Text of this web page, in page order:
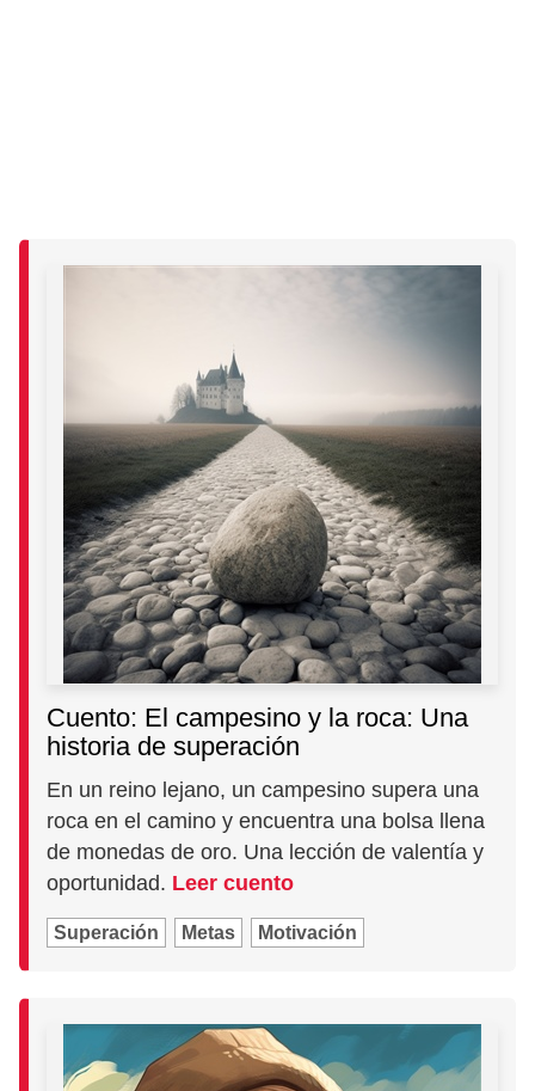
Cuento: El campesino y la roca: Una
historia de superación
En un reino lejano, un campesino supera una
roca en el camino y encuentra una bolsa llena
de monedas de oro. Una lección de valentía y
oportunidad. Leer cuento
Superación Metas Motivación